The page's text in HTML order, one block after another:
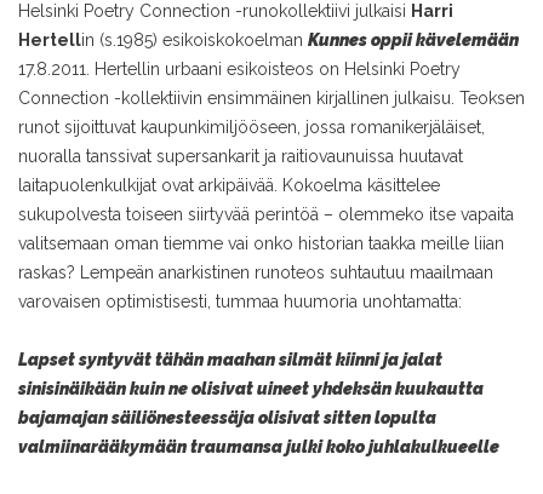
Helsinki Poetry Connection -runokollektiivi julkaisi Harri
Hertellin (s.1985) esikoiskokoelman Kunnes oppii kävelemään
17.8.2011. Hertellin urbaani esikoisteos on Helsinki Poetry
Connection -kollektiivin ensimmäinen kirjallinen julkaisu. Teoksen
runot sijoittuvat kaupunkimiljööseen, jossa romanikerjäläiset,
nuoralla tanssivat supersankarit ja raitiovaunuissa huutavat
laitapuolenkulkijat ovat arkipäivää. Kokoelma käsittelee
sukupolvesta toiseen siirtyvää perintöä – olemmeko itse vapaita
valitsemaan oman tiemme vai onko historian taakka meille liian
raskas? Lempeän anarkistinen runoteos suhtautuu maailmaan
varovaisen optimistisesti, tummaa huumoria unohtamatta:
Lapset syntyvät tähän maahan silmät kiinni ja jalat
sinisinäikään kuin ne olisivat uineet yhdeksän kuukautta
bajamajan säiliönesteessäja olisivat sitten lopulta
valmiinarääkymään traumansa julki koko juhlakulkueelle